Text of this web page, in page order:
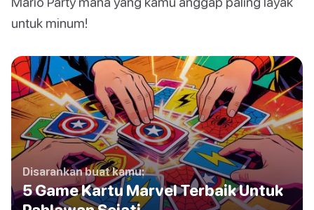
untuk minum!
Disarankan buat kamu:
5 Game Kartu Marvel Terbaik Untuk